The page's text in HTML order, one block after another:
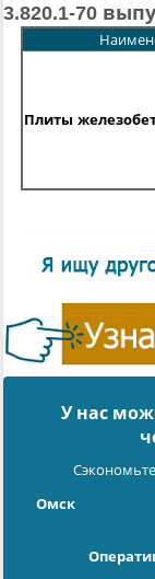
3.820.1-70
Плиты
У нас
Омск